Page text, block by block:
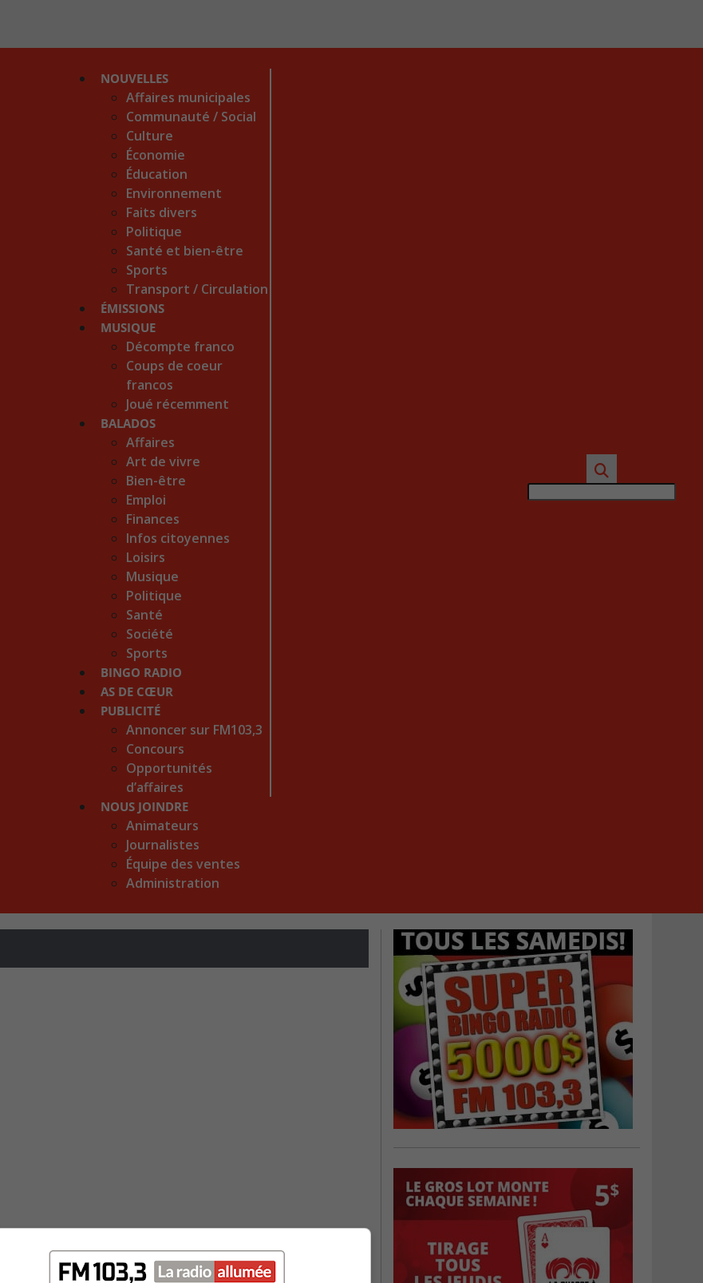
NOUVELLES
Affaires municipales
Communauté / Social
Culture
Économie
Éducation
Environnement
Faits divers
Politique
Santé et bien-être
Sports
Transport / Circulation
ÉMISSIONS
MUSIQUE
Décompte franco
Coups de coeur
francos
Joué récemment
BALADOS
Affaires
Art de vivre
Bien-être
Emploi
Finances
Infos citoyennes
Loisirs
Musique
Politique
Santé
Société
Sports
BINGO RADIO
AS DE CŒUR
PUBLICITÉ
Annoncer sur FM103,3
Concours
Opportunités
d’affaires
NOUS JOINDRE
Animateurs
Journalistes
Équipe des ventes
Administration